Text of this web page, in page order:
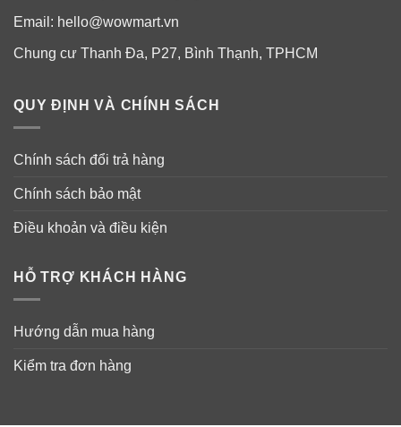
Women’s Rogaine 2% Minoxidil Set Gel
Email: hello@wowmart.vn
Chung cư Thanh Đa, P27, Bình Thạnh, TPHCM
QUY ĐỊNH VÀ CHÍNH SÁCH
Chính sách đổi trả hàng
Chính sách bảo mật
Điều khoản và điều kiện
HỖ TRỢ KHÁCH HÀNG
Hướng dẫn mua hàng
Kiểm tra đơn hàng